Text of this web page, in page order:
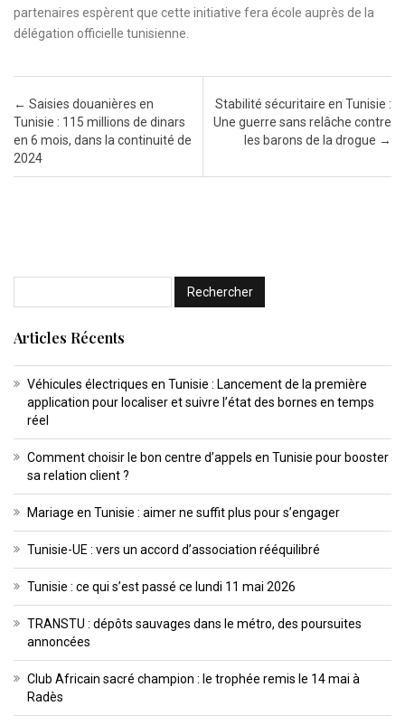
partenaires espèrent que cette initiative fera école auprès de la
délégation officielle tunisienne.
Post navigation
← Saisies douanières en
Tunisie : 115 millions de dinars
en 6 mois, dans la continuité de
2024
Stabilité sécuritaire en Tunisie :
Une guerre sans relâche contre
les barons de la drogue →
Articles Récents
Véhicules électriques en Tunisie : Lancement de la première
application pour localiser et suivre l’état des bornes en temps
réel
Comment choisir le bon centre d’appels en Tunisie pour booster
sa relation client ?
Mariage en Tunisie : aimer ne suffit plus pour s’engager
Tunisie-UE : vers un accord d’association rééquilibré
Tunisie : ce qui s’est passé ce lundi 11 mai 2026
TRANSTU : dépôts sauvages dans le métro, des poursuites
annoncées
Club Africain sacré champion : le trophée remis le 14 mai à
Radès